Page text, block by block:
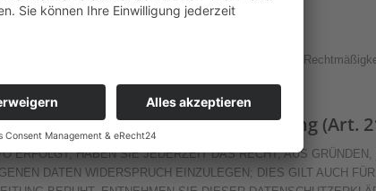
bereits erteilte Einwilligung jederzeit widerrufen. Die
sowie gegen Direktwerbung (Art.
ERFOLGT, HABEN SIE JEDERZEIT DAS RECHT, AUS
DATEN WIDERSPRUCH EINZULEGEN; DIES GILT AUCH